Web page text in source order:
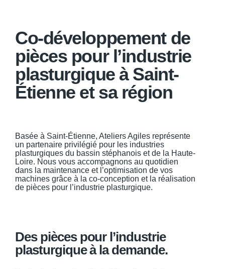
Co-développement de
pièces pour l’industrie
plasturgique à Saint-
Étienne et sa région
Basée à Saint-Étienne, Ateliers Agiles représente
un partenaire privilégié pour les industries
plasturgiques du bassin stéphanois et de la Haute-
Loire. Nous vous accompagnons au quotidien
dans la maintenance et l’optimisation de vos
machines grâce à la co-conception et la réalisation
de pièces pour l’industrie plasturgique.
Des pièces pour l’industrie
plasturgique à la demande.